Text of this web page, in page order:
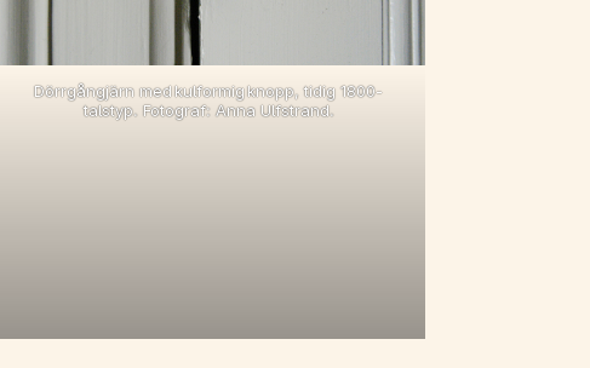
Dörrgångjärn med kulformig knopp, tidig 1800-
talstyp. Fotograf: Anna Ulfstrand.